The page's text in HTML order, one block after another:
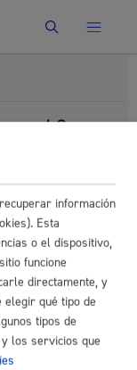
Buscar
por el Grupo
de la
sobre
(Suprimir
información
Esta
o el dispositivo,
funcione
directamente, y
elegir qué tipo de
tipos de
los servicios que